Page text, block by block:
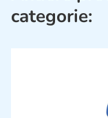
categorie: